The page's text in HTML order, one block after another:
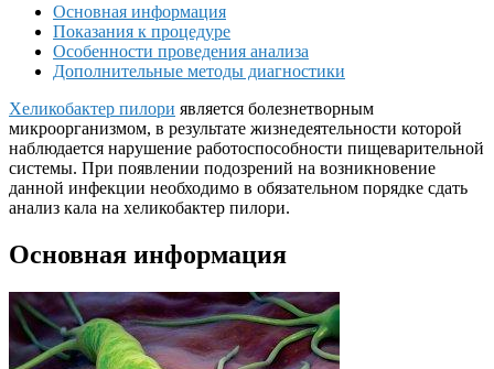
Основная информация
Показания к процедуре
Особенности проведения анализа
Дополнительные методы диагностики
Хеликобактер пилори является болезнетворным
микроорганизмом, в результате жизнедеятельности которой
наблюдается нарушение работоспособности пищеварительной
системы. При появлении подозрений на возникновение
данной инфекции необходимо в обязательном порядке сдать
анализ кала на хеликобактер пилори.
Основная информация